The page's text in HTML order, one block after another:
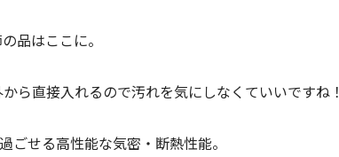
品はここに。
ら直接入れるので汚れを気にしなくていいですね！
せる高性能な気密・断熱性能。